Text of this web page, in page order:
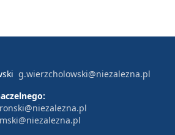
g.wierzcholowski@niezalezna.pl